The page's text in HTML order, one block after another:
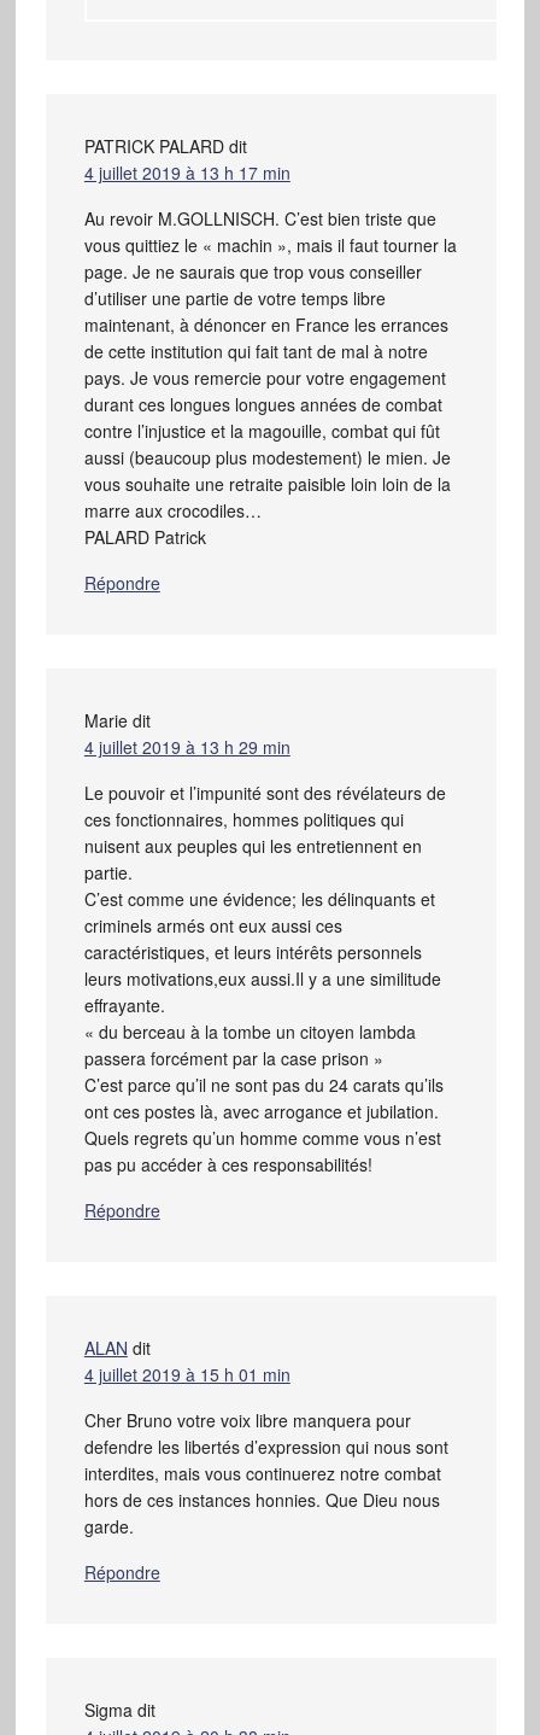
PATRICK PALARD dit
4 juillet 2019 à 13 h 17 min
Au revoir M.GOLLNISCH. C’est bien triste que
vous quittiez le « machin », mais il faut tourner la
page. Je ne saurais que trop vous conseiller
d’utiliser une partie de votre temps libre
maintenant, à dénoncer en France les errances
de cette institution qui fait tant de mal à notre
pays. Je vous remercie pour votre engagement
durant ces longues longues années de combat
contre l’injustice et la magouille, combat qui fût
aussi (beaucoup plus modestement) le mien. Je
vous souhaite une retraite paisible loin loin de la
marre aux crocodiles…
PALARD Patrick
Répondre
Marie dit
4 juillet 2019 à 13 h 29 min
Le pouvoir et l’impunité sont des révélateurs de
ces fonctionnaires, hommes politiques qui
nuisent aux peuples qui les entretiennent en
partie.
C’est comme une évidence; les délinquants et
criminels armés ont eux aussi ces
caractéristiques, et leurs intérêts personnels
leurs motivations,eux aussi.Il y a une similitude
effrayante.
« du berceau à la tombe un citoyen lambda
passera forcément par la case prison »
C’est parce qu’il ne sont pas du 24 carats qu’ils
ont ces postes là, avec arrogance et jubilation.
Quels regrets qu’un homme comme vous n’est
pas pu accéder à ces responsabilités!
Répondre
ALAN dit
4 juillet 2019 à 15 h 01 min
Cher Bruno votre voix libre manquera pour
defendre les libertés d’expression qui nous sont
interdites, mais vous continuerez notre combat
hors de ces instances honnies. Que Dieu nous
garde.
Répondre
Sigma dit